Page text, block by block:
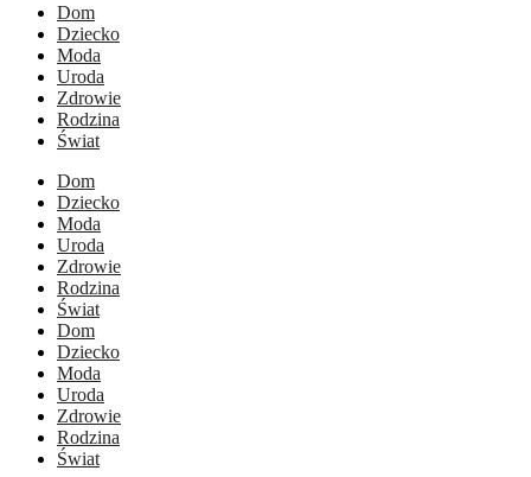
Dom
Dziecko
Moda
Uroda
Zdrowie
Rodzina
Świat
Dom
Dziecko
Moda
Uroda
Zdrowie
Rodzina
Świat
Dom
Dziecko
Moda
Uroda
Zdrowie
Rodzina
Świat